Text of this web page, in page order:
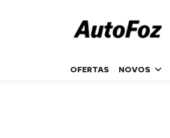
OFERTAS NOVOS